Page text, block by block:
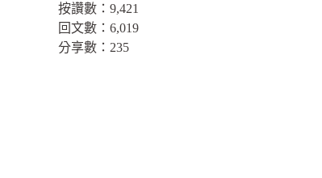
按讚數： 9,421
回文數： 6,019
分享數： 235